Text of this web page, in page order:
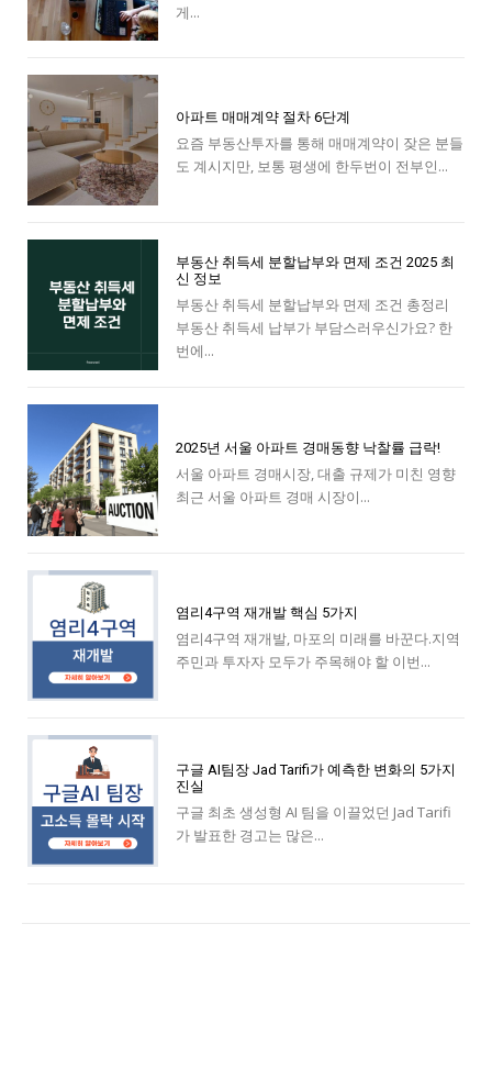
게...
아파트 매매계약 절차 6단계
요즘 부동산투자를 통해 매매계약이 잦은 분들
도 계시지만, 보통 평생에 한두번이 전부인...
부동산 취득세 분할납부와 면제 조건 2025 최
신 정보
부동산 취득세 분할납부와 면제 조건 총정리
부동산 취득세 납부가 부담스러우신가요? 한
번에...
2025년 서울 아파트 경매동향 낙찰률 급락!
서울 아파트 경매시장, 대출 규제가 미친 영향
최근 서울 아파트 경매 시장이...
염리4구역 재개발 핵심 5가지
염리4구역 재개발, 마포의 미래를 바꾼다.지역
주민과 투자자 모두가 주목해야 할 이번...
구글 AI팀장 Jad Tarifi가 예측한 변화의 5가지
진실
구글 최초 생성형 AI 팀을 이끌었던 Jad Tarifi
가 발표한 경고는 많은...